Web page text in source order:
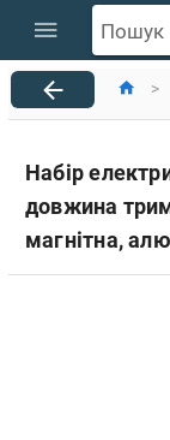
Пошук
>
Набір
довжина
магнітна,